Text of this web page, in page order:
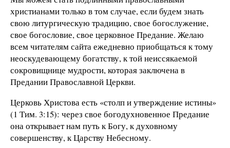
христианами только в том случае, если будем знать
свою литургическую традицию, свое богослужение,
свое богословие, свое церковное Предание. Желаю
всем читателям сайта ежедневно приобщаться к тому
неоскудевающему богатству, к той неиссякаемой
сокровищнице мудрости, которая заключена в
Предании Православной Церкви.
Церковь Христова есть «столп и утверждение истины»
(1 Тим. 3:15): через свое богодухновенное Предание
она открывает нам путь к Богу, к духовному
совершенству, к Царству Небесному.